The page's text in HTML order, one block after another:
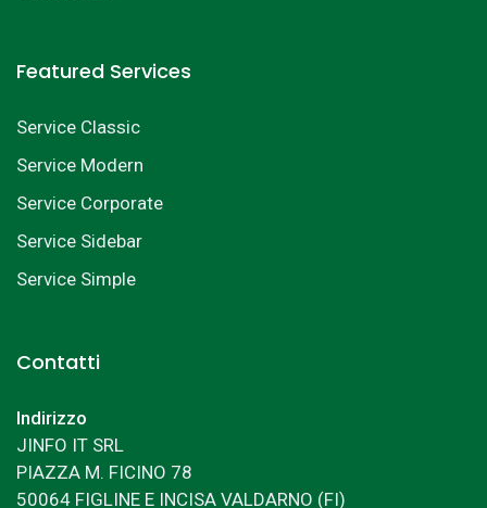
Featured Services
Service Classic
Service Modern
Service Corporate
Service Sidebar
Service Simple
Contatti
Indirizzo
JINFO IT SRL
PIAZZA M. FICINO 78
50064 FIGLINE E INCISA VALDARNO (FI)